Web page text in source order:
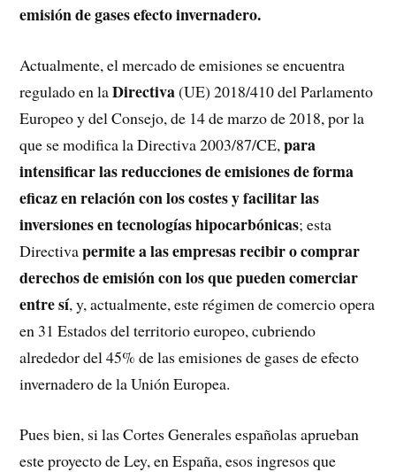
emisión de gases efecto invernadero.
Actualmente, el mercado de emisiones se encuentra
regulado en laDirectiva(UE) 2018/410 del Parlamento
Europeo y del Consejo, de 14 de marzo de 2018, por la
que se modifica la Directiva 2003/87/CE,para
intensificar las reducciones de emisiones de forma
eficaz en relación con los costes y facilitar las
inversiones en tecnologías hipocarbónicas; esta
Directivapermite a las empresas recibir o comprar
derechos de emisión con los que pueden comerciar
entre sí, y, actualmente, este régimen de comercio opera
en 31 Estados del territorio europeo, cubriendo
alrededor del 45% de las emisiones de gases de efecto
invernadero de la Unión Europea.
Pues bien, si las Cortes Generales españolas aprueban
este proyecto de Ley, en España, esos ingresos que